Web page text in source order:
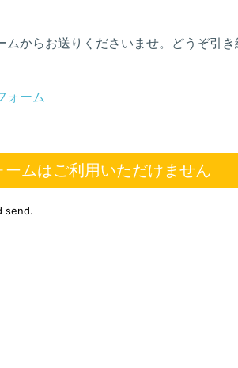
からお送りくださいませ。どうぞ引き
ォーム
ームはご利用いただけません
send.